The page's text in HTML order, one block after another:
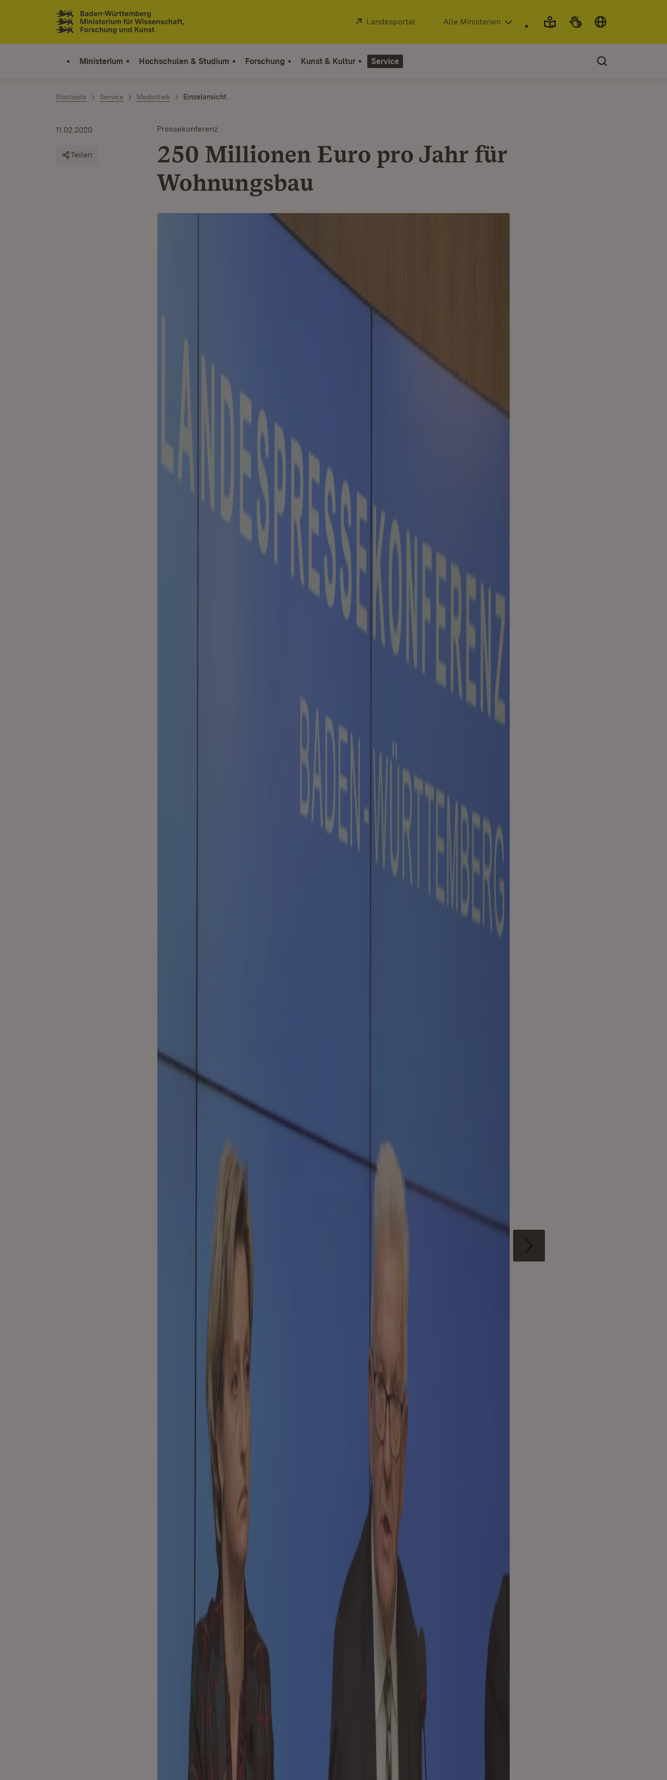
Zum Inhalt springen
Link zur Startseite
Extern:
Landesportal (Öffnet in neuem Fenster)
Alle Ministerien
Ministerium Hochschulen & Studium Forschung Kunst & Kultur Service
Startseite Service Mediathek Einzelansicht
Pressekonferenz
250 Millionen Euro pro Jahr für
Wohnungsbau
11.02.2020
Teilen